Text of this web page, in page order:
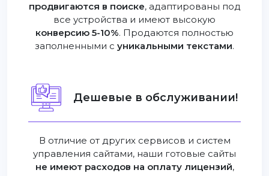
продвигаются в поиске, адаптированы под
все устройства и имеют высокую
конверсию 5-10%. Продаются полностью
заполненными с уникальными текстами.
Дешевые в обслуживании!
В отличие от других сервисов и систем
управления сайтами, наши готовые сайты
не имеют расходов на оплату лицензий,